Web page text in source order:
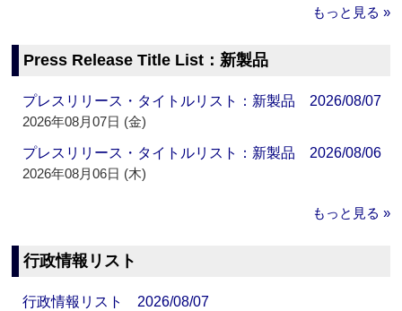
もっと見る »
Press Release Title List：新製品
プレスリリース・タイトルリスト：新製品 2026/08/07
2026年08月07日 (金)
プレスリリース・タイトルリスト：新製品 2026/08/06
2026年08月06日 (木)
もっと見る »
行政情報リスト
行政情報リスト 2026/08/07